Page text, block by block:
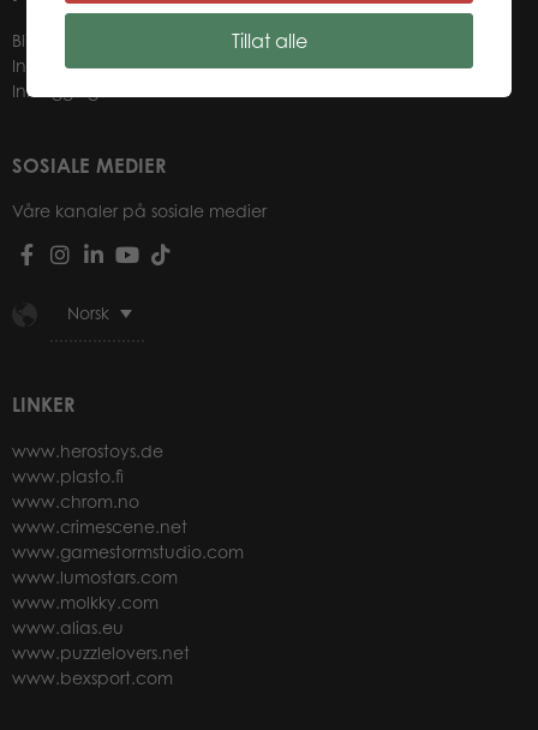
Bli forhandler
Informasjon for forhandlere
Innlogging nettbutikk
SOSIALE MEDIER
Våre kanaler på sosiale medier
Norsk
LINKER
www.herostoys.de
www.plasto.fi
www.chrom.no
www.crimescene.net
www.gamestormstudio.com
www.lumostars.com
www.molkky.com
www.alias.eu
www.puzzlelovers.net
www.bexsport.com
Tillat alle